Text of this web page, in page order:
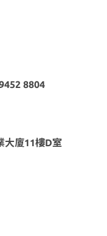
8804
大廈11樓D室